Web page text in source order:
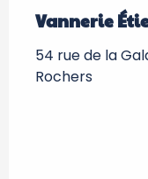
Vannerie
54 rue de la
Rochers